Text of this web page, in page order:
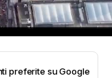
preferite su Google